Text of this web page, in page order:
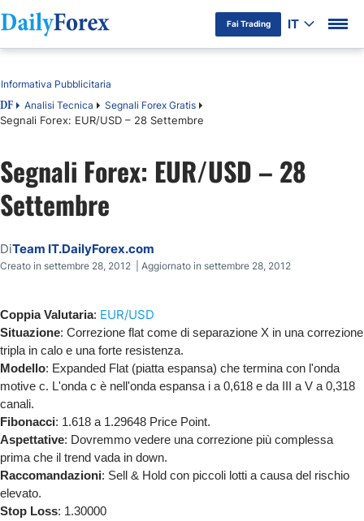
Fai Trading IT
Indice
DF Analisi Tecnica Segnali Forex Gratis
Segnali Forex: EUR/USD – 28 Settembre
Informativa Pubblicitaria
Segnali Forex: EUR/USD – 28
Settembre
DiTeam IT.DailyForex.com
Creato in settembre 28, 2012 | Aggiornato in settembre 28, 2012
Coppia Valutaria: EUR/USD
Situazione: Correzione flat come di separazione X in una correzione
tripla in calo e una forte resistenza.
Modello: Expanded Flat (piatta espansa) che termina con l'onda
motive c. L'onda c è nell'onda espansa i a 0,618 e da III a V a 0,318
canali.
Fibonacci: 1.618 a 1.29648 Price Point.
Aspettative: Dovremmo vedere una correzione più complessa
prima che il trend vada in down.
Raccomandazioni: Sell & Hold con piccoli lotti a causa del rischio
elevato.
Stop Loss: 1.30000